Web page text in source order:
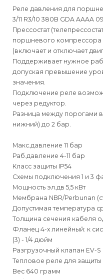
Реле давления для
3/11 R3/10 380В GDA AAAA
Прессостат
поршневого компрессора
(включает и отключает
Поддерживает нужное
допуская превышение
значения.
Подключение реле
через редуктор.
Разница между порогами
нижний) до 2 бар.
Макс.давление 11 бар
Раб.давление 4-11 бар
Класс защиты IP54
Схемы подключения 1 и 3
Мощность эл.дв 5,5 кВт
Мембрана NBR/Perbunan
Допустимая температура
Толщина сечения кабеля
Фланец 4-х линейный: к
(3) - 1/4 дюйм
Разгрузочный клапан EV-S
Тепловое реле для защиты
Вес 640 грамм